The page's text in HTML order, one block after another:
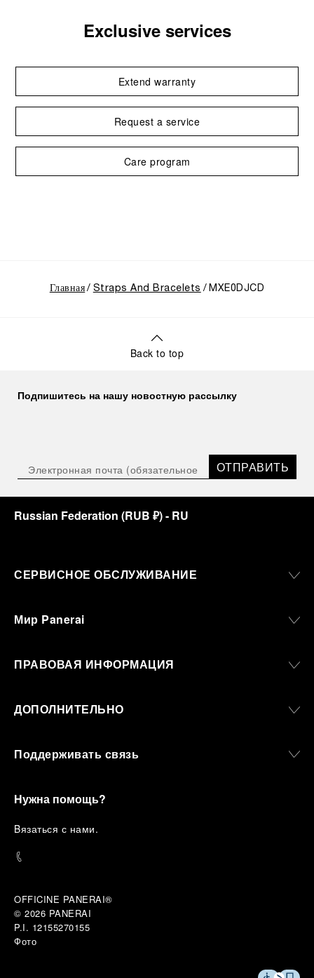
Exclusive services
Extend warranty
Request a service
Care program
Главная Straps And Bracelets MXE0DJCD
Back to top
Подпишитесь на нашу новостную рассылку
ОТПРАВИТЬ
Russian Federation (RUB ₽)- RU
СЕРВИСНОЕ ОБСЛУЖИВАНИЕ
Мир Panerai
ПРАВОВАЯ ИНФОРМАЦИЯ
ДОПОЛНИТЕЛЬНО
Поддерживать связь
Нужна помощь?
Bязаться с нами.
OFFICINE PANERAI®
© 2026 PANERAI
P.I. 12155270155
Фото